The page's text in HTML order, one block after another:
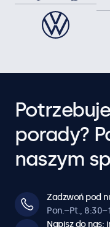
porady?
naszym
Zadzwoń pod
Pon.–Pt.,
Napisz do nas: